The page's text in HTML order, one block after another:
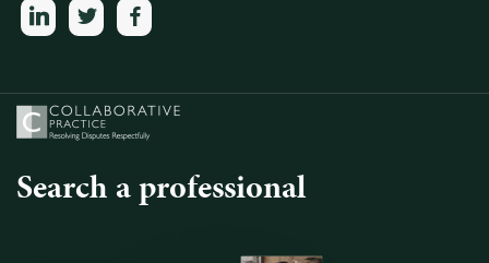
linkedintwitter facebook
Search a professional